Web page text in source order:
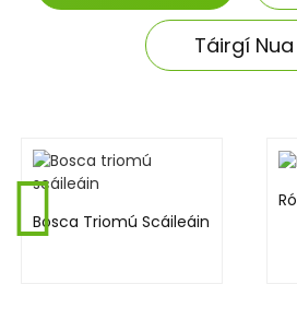
Táirgí Nua
Bosca Triomú Scáileáin
MEAISÍNÍ PRIONTÁLA